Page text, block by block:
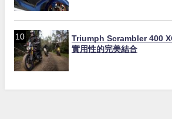
Triumph Scrambler 400
實用性的完美結合